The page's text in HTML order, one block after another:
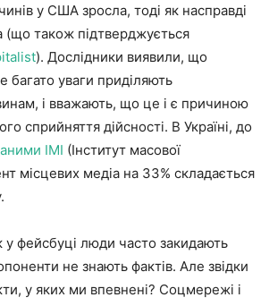
у США зросла, тоді як насправді
(що також підтверджується
). Дослідники виявили, що
багато уваги приділяють
і вважають, що це і є причиною
сприйняття дійсності. В Україні, до
ІМІ (Інститут масової
місцевих медіа на 33% складається
у фейсбуці люди часто закидають
не знають фактів. Але звідки
у яких ми впевнені? Соцмережі і